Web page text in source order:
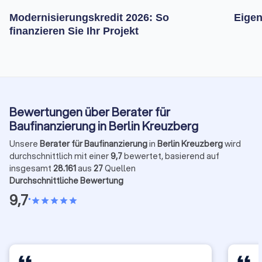
Modernisierungskredit 2026: So
finanzieren Sie Ihr Projekt
Bewertungen über Berater für
Baufinanzierung in Berlin Kreuzberg
Unsere Berater für Baufinanzierungin Berlin Kreuzbergwird
durchschnittlich mit einer9,7bewertet, basierend auf
insgesamt 28.161aus 27Quellen
Durchschnittliche Bewertung
9,7•starstarstarstarstar